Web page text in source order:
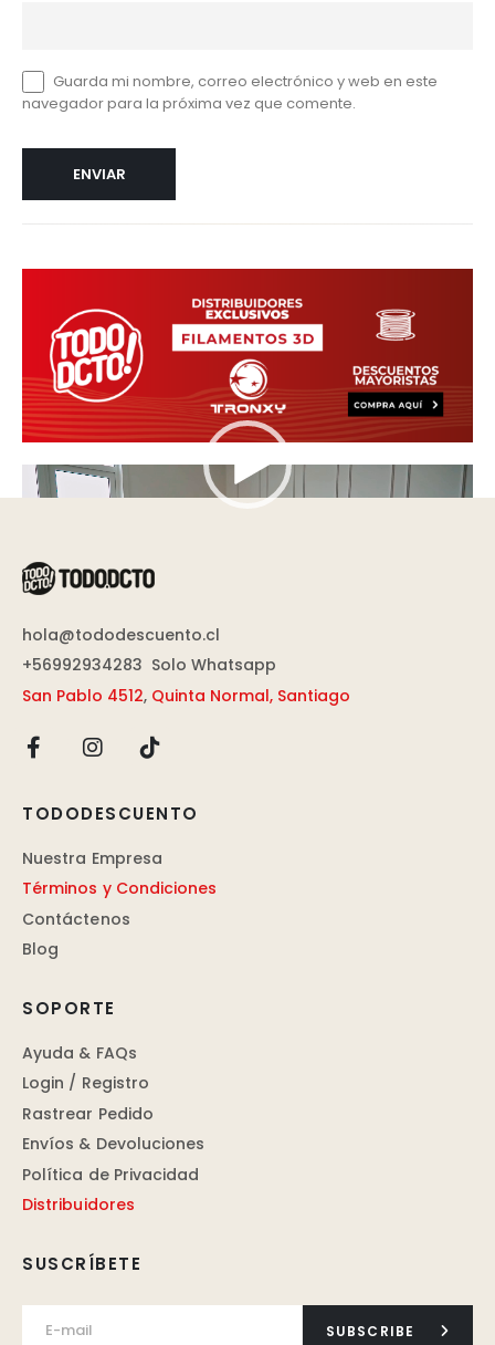
Guarda mi nombre, correo electrónico y web en este
navegador para la próxima vez que comente.
Reproductor
de
hola@tododescuento.cl
+56992934283 Solo Whatsapp
San Pablo 4512, Quinta Normal, Santiago
SUSCRÍBETE
SUBSCRIBE
TODODESCUENTO
Nuestra Empresa
Términos y Condiciones
Contáctenos
Blog
SOPORTE
Ayuda & FAQs
Login / Registro
Rastrear Pedido
Envíos & Devoluciones
Política de Privacidad
Distribuidores